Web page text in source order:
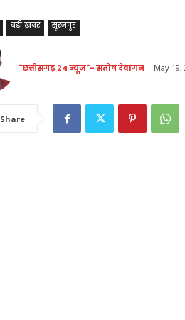
बड़ी ख़बर सूरजपुर
"छत्तीसगढ़ 24 न्यूज़"- संतोष देवांगन May 19,
Share